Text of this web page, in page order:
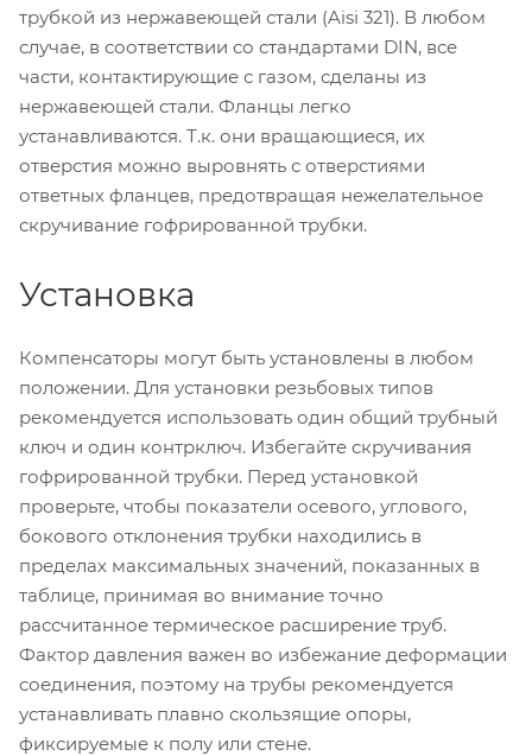
трубкой из нержавеющей стали (Aisi 321). В любом
случае, в соответствии со стандартами DIN, все
части, контактирующие с газом, сделаны из
нержавеющей стали. Фланцы легко
устанавливаются. Т.к. они вращающиеся, их
отверстия можно выровнять с отверстиями
ответных фланцев, предотвращая нежелательное
скручивание гофрированной трубки.
Установка
Компенсаторы могут быть установлены в любом
положении. Для установки резьбовых типов
рекомендуется использовать один общий трубный
ключ и один контрключ. Избегайте скручивания
гофрированной трубки. Перед установкой
проверьте, чтобы показатели осевого, углового,
бокового отклонения трубки находились в
пределах максимальных значений, показанных в
таблице, принимая во внимание точно
рассчитанное термическое расширение труб.
Фактор давления важен во избежание деформации
соединения, поэтому на трубы рекомендуется
устанавливать плавно скользящие опоры,
фиксируемые к полу или стене.